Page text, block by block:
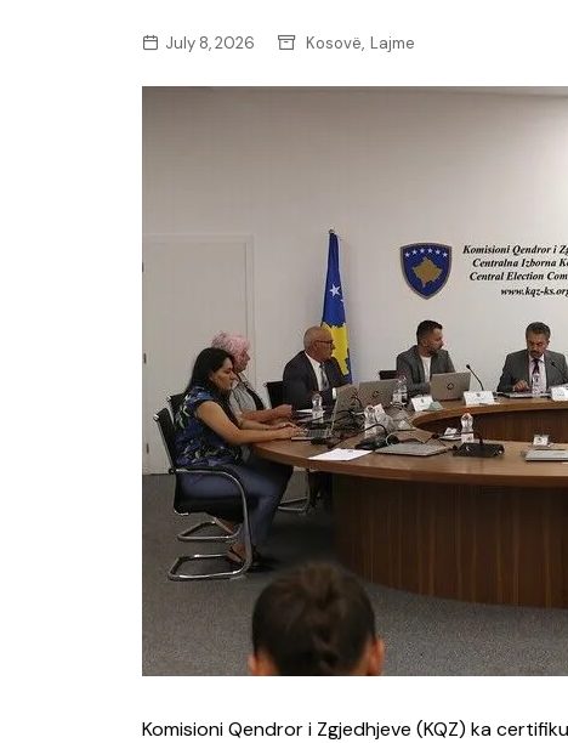
July 8, 2026 Kosovë, Lajme
Komisioni Qendror i Zgjedhjeve (KQZ) ka